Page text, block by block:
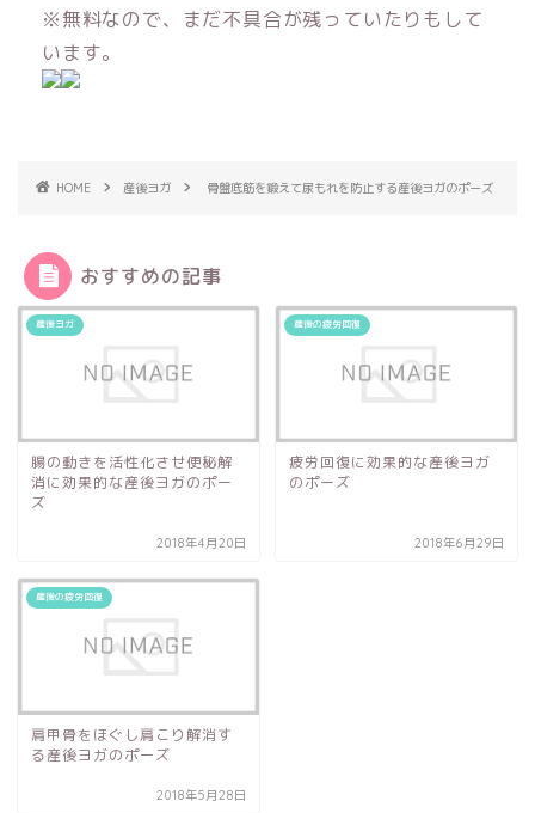
※無料なので、まだ不具合が残っていたりもして
います。
HOME 産後ヨガ 骨盤底筋を鍛えて尿もれを防止する産後ヨガのポーズ
おすすめの記事
産後ヨガ
腸の動きを活性化させ便秘解
消に効果的な産後ヨガのポー
ズ
2018年4月20日
産後の疲労回復
疲労回復に効果的な産後ヨガ
のポーズ
2018年6月29日
産後の疲労回復
肩甲骨をほぐし肩こり解消す
る産後ヨガのポーズ
2018年5月28日